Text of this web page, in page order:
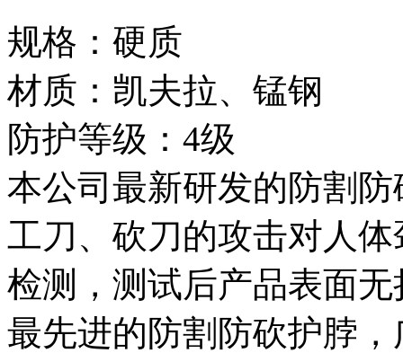
规格：硬质
材质：凯夫拉、锰钢
防护等级：4级
本公司最新研发的防割
工刀、砍刀的攻击对人
检测，测试后产品表面
最先进的防割防砍护脖